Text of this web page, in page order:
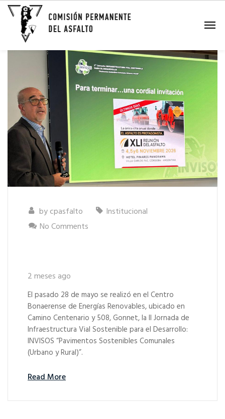
bycpasfalto
Institucional
No Comments
2 meses ago
El pasado 28 de mayo se realizó en el Centro
Bonaerense de Energías Renovables, ubicado en
Camino Centenario y 508, Gonnet, la II Jornada de
Infraestructura Vial Sostenible para el Desarrollo:
INVISOS “Pavimentos Sostenibles Comunales
(Urbano y Rural)”.
Read More